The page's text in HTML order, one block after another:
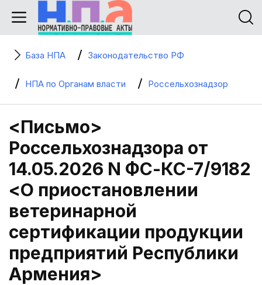
База НПА Законодательство РФ
НПА по Органам власти Россельхознадзор
<Письмо>
Россельхознадзора от
14.05.2026 N ФС-КС-7/9182
<О приостановлении
ветеринарной
сертификации продукции
предприятий Республики
Армения>